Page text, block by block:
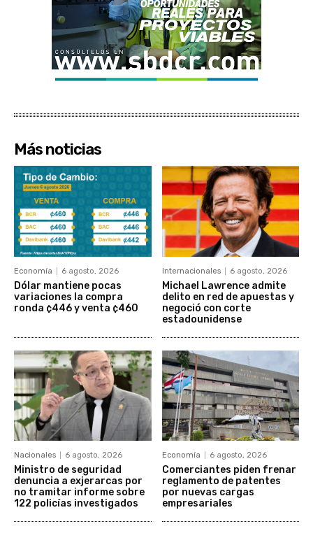
Más noticias
Economía 6 agosto, 2026
Dólar mantiene pocas
variaciones la compra
ronda ¢446 y venta ¢460
Internacionales 6 agosto, 2026
Michael Lawrence admite
delito en red de apuestas y
negoció con corte
estadounidense
Nacionales 6 agosto, 2026
Ministro de seguridad
denuncia a exjerarcas por
no tramitar informe sobre
122 policías investigados
Economía 6 agosto, 2026
Comerciantes piden frenar
reglamento de patentes
por nuevas cargas
empresariales